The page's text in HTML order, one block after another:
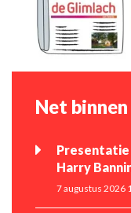
Net binnen
Presentatie
Harry
7 augustus 2026